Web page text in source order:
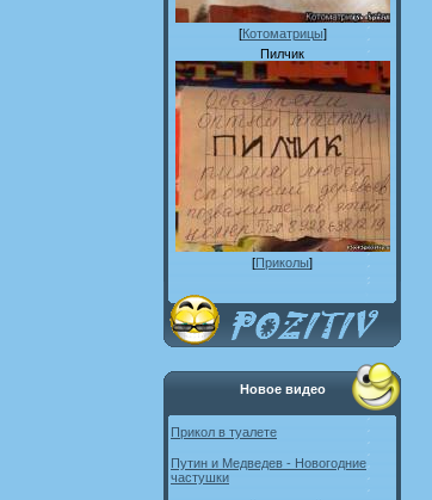
[Котоматрицы]
Пилчик
[Приколы]
Новое видео
Прикол в туалете
Путин и Медведев - Новогодние
частушки